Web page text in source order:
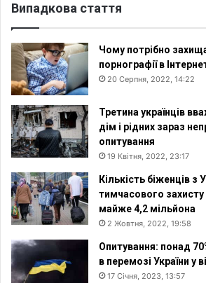
Випадкова стаття
Чому потрібно
порнографії в
20 Серпня, 2022, 14:22
Третина українців
дім і рідних зараз
опитування
19 Квітня, 2022, 23:17
Кількість біженців з
тимчасового
майже 4,2 мільйона
2 Жовтня, 2022, 19:58
Опитування: понад
в перемозі України у
17 Січня, 2023, 13:57